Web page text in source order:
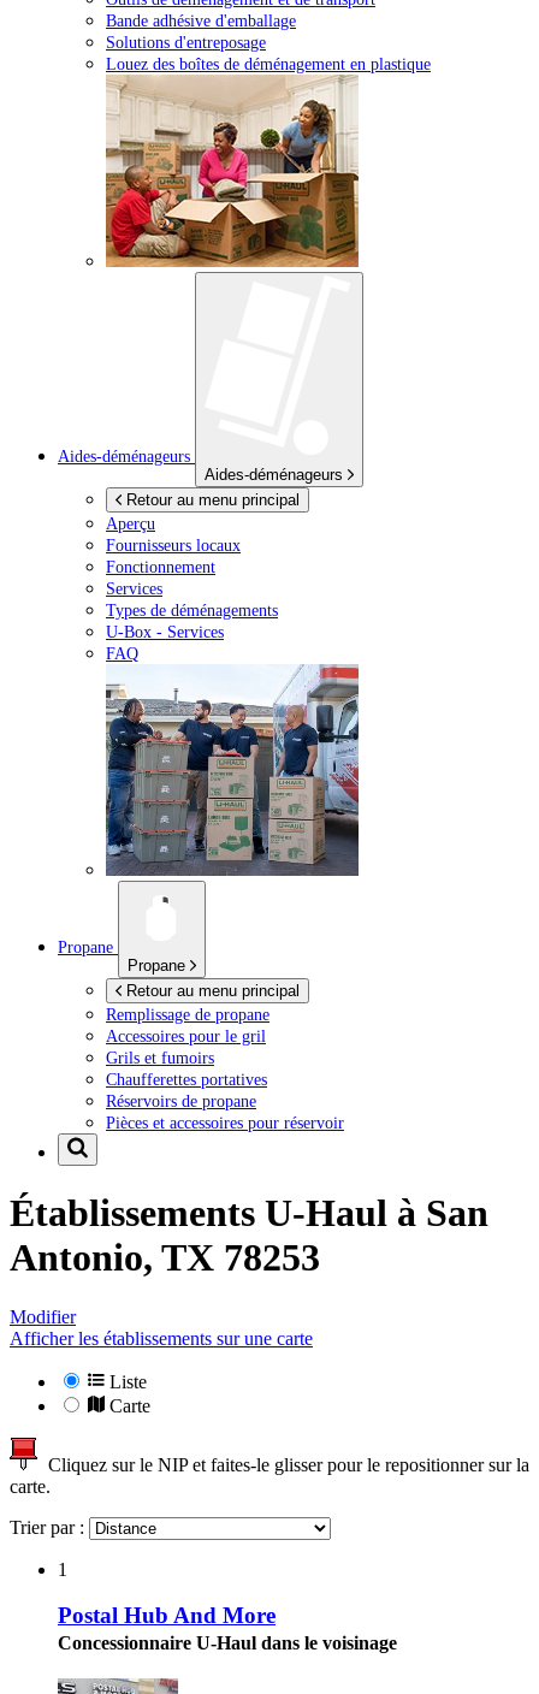
Bande adhésive d'emballage
Solutions d'entreposage
Louez des boîtes de déménagement en plastique
Aides-déménageurs
Aides-déménageurs
Retour au menu principal
Aperçu
Fournisseurs locaux
Fonctionnement
Services
Types de déménagements
U-Box - Services
FAQ
Propane
Propane
Retour au menu principal
Remplissage de propane
Accessoires pour le gril
Grils et fumoirs
Chaufferettes portatives
Réservoirs de propane
Pièces et accessoires pour réservoir
Établissements U-Haul à San
Antonio, TX 78253
Modifier
Afficher les établissements sur une carte
Liste
Carte
Cliquez sur le NIP et faites-le glisser pour le repositionner sur la
carte.
Trier par :
1
Postal Hub And More
Concessionnaire U-Haul dans le voisinage